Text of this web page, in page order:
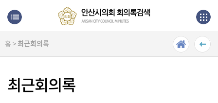
본문으로 바로가기
메인메뉴 바로가기
최
근
의
록
홈 > 최근회의록
최근회의록